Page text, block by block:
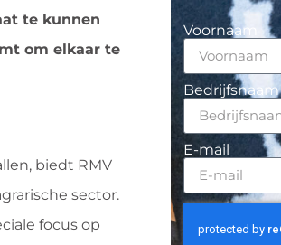
te kunnen
om elkaar te
biedt RMV
sector.
focus op
Voornaam
Bedrijfsnaam
E-mail